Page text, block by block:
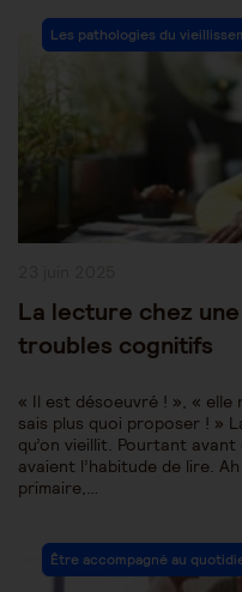
Post
Category:
Les pathologies du
La lecture chez
troubles cognitifs
« Il est désoeuvré ! », « elle
sais plus quoi proposer ! »
qu’on vieillit. Pourtant
avaient l’habitude de lire.
primaire,…
Post
Category:
Être accompagné au